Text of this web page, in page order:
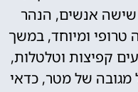
אנשים, הנהר
טרופי ומיוחד, במשך
קפיצות וטלטלות,
של מטר, כדאי